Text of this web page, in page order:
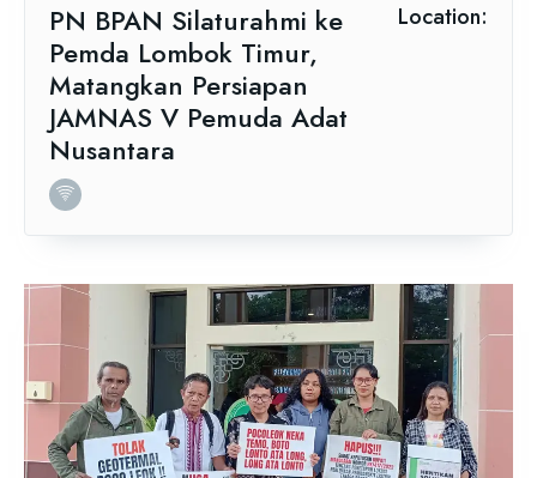
PN BPAN Silaturahmi ke
Pemda Lombok Timur,
Matangkan Persiapan
JAMNAS V Pemuda Adat
Nusantara
Location: